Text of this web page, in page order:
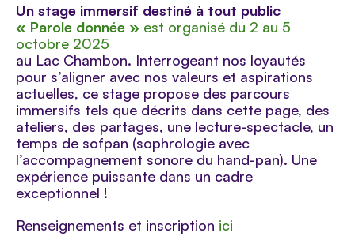
Un stage immersif destiné à tout public
« Parole donnée » est organisé du 2 au 5
octobre 2025
au Lac Chambon. Interrogeant nos loyautés
pour s’aligner avec nos valeurs et aspirations
actuelles, ce stage propose des parcours
immersifs tels que décrits dans cette page, des
ateliers, des partages, une lecture-spectacle, un
temps de sofpan (sophrologie avec
l’accompagnement sonore du hand-pan). Une
expérience puissante dans un cadre
exceptionnel !
Renseignements et inscription ici